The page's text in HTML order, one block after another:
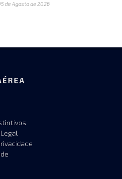
de Agosto de 2026